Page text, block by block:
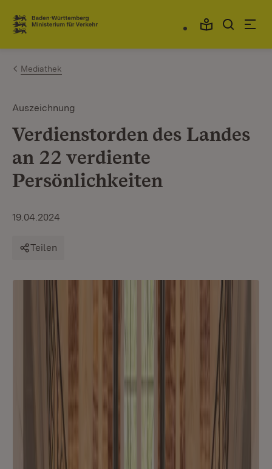
Zum Inhalt springen
Link zur Startseite
Mediathek
Auszeichnung
Verdienstorden des Landes
an 22 verdiente
Persönlichkeiten
19.04.2024
Teilen